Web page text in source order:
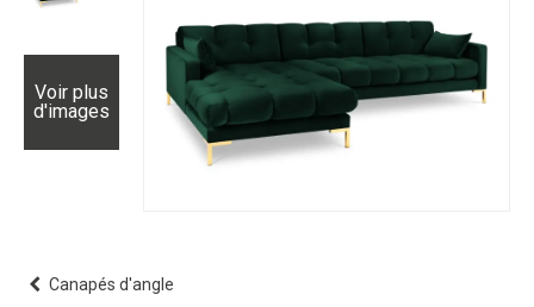
Voir plus
d'images
Canapés d'angle